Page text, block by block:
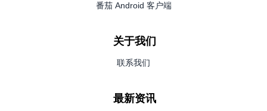
番茄 Android 客户端
关于我们
联系我们
最新资讯